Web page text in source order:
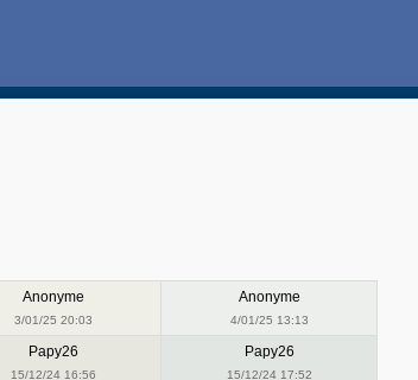
Anonyme
3/01/25 20:03
Anonyme
4/01/25 13:13
Papy26
15/12/24 16:56
Papy26
15/12/24 17:52